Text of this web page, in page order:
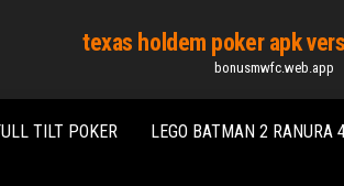
texas holdem poker apk
bonusmwfc.web.app
TILT POKER LEGO BATMAN 2 RANURA